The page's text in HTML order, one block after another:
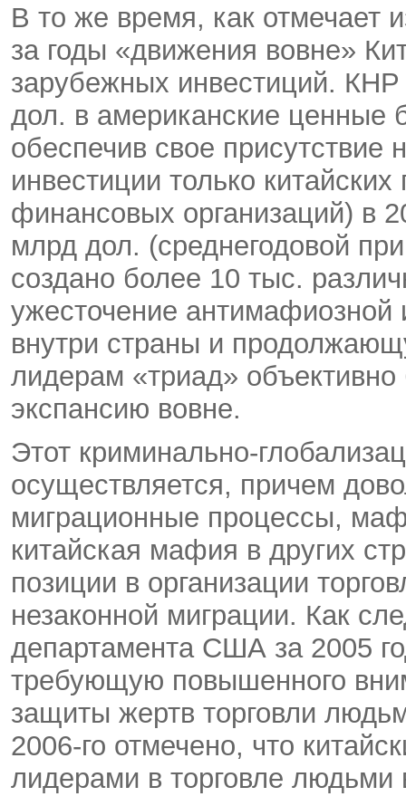
В то же время, как отмечает
за годы «движения вовне»
зарубежных инвестиций.
дол. в американские ценные
обеспечив свое
инвестиции только
финансовых организаций) в
млрд дол. (среднегодовой
создано более 10 тыс.
ужесточение антимафиозной
внутри страны и
лидерам «триад»
экспансию вовне.
Этот криминально-
осуществляется, причем
миграционные процессы,
китайская мафия в других
позиции в организации
незаконной миграции. Как
департамента США за 2005
требующую повышенного
защиты жертв торговли
2006-го отмечено, что
лидерами в торговле людьми